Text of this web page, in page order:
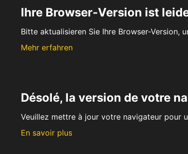
Ihre Browser-Version ist
Bitte aktualisieren Sie Ihre Browser-Version,
Mehr erfahren
Désolé, la version de votre
Veuillez mettre à jour votre navigateur pour
En savoir plus